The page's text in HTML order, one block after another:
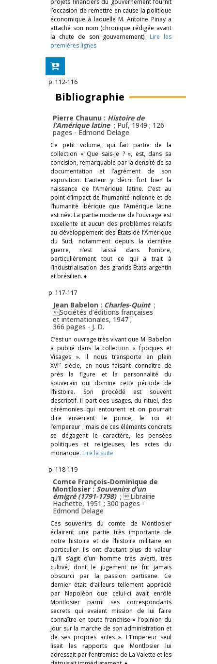
projets financiers du gouvernement fournit
l’occasion de remettre en cause la politique
économique à laquelle M. Antoine Pinay a
attaché son nom (chronique rédigée avant
la chute de son gouvernement). Lire les
premières lignes
p. 112-116
Bibliographie
Pierre Chaunu : Histoire de
l’Amérique latine ; Puf, 1949 ; 126
pages - Edmond Delage
Ce petit volume, qui fait partie de la
collection « Que sais-je ? », est, dans sa
concision, remarquable par la densité de sa
documentation et l’agrément de son
exposition. L’auteur y décrit fort bien la
naissance de l’Amérique latine. C’est au
point d’impact de l’humanité indienne et de
l’humanité ibérique que l’Amérique latine
est née. La partie moderne de l’ouvrage est
excellente et aucun des problèmes relatifs
au développement des États de l’Amérique
du Sud, notamment depuis la dernière
guerre, n’est laissé dans l’ombre,
particulièrement tout ce qui a trait à
l’industrialisation des grands États argentin
et brésilien. ♦
p. 117-117
Jean Babelon : Charles-Quint ;
Sociétés d’éditions françaises
et internationales, 1947 ;
366 pages - J. D.
C’est un ouvrage très vivant que M. Babelon
a publié dans la collection « Époques et
Visages ». Il nous transporte en plein
XVIe
siècle, en nous faisant connaître de
près la figure et la personnalité du
souverain qui domine cette période de
l’histoire. Son procédé est souvent
descriptif. Il part des usages, du rituel, des
cérémonies qui entourent et on pourrait
dire enserrent le prince, le roi et
l’empereur ; mais de ces éléments concrets
se dégagent le caractère, les pensées
politiques et religieuses, les actes du
monarque. Lire la suite
p. 118-119
Comte François-Dominique de
Montlosier :Souvenirs d’un
émigré (1791-1798) ; Librairie
Hachette, 1951 ; 300 pages -
Edmond Delage
Ces souvenirs du comte de Montlosier
éclairent une partie très importante de
notre histoire et de l’histoire militaire en
particulier. Ils ont d’autant plus de valeur
qu’il s’agit d’un homme très averti, très
cultivé, dont le jugement ne fut jamais
obscurci par la passion partisane. Ce
dernier était d’ailleurs tellement apprécié
par Napoléon que celui-ci avait enrôlé
Montlosier parmi ses correspondants
secrets qui avaient mission de lui faire
connaître en toute franchise « l’opinion du
jour sur la marche de son administration et
de ses propres actes ». L’Empereur seul
lisait les rapports que Montlosier lui
adressait par l’entremise de La Valette et les